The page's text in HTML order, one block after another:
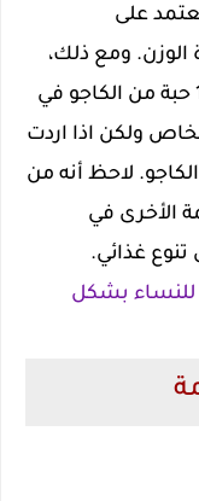
على
الوزن. ومع ذلك،
يمكن أن تكون مبدأًا عامًا حوالي 10-15 حبة من الكاجو في
ولكن اذا اردت
اكثر من 15 حبة من الكاجو. لاحظ أنه من
الأخرى في
غذائي.
للنساء بشكل